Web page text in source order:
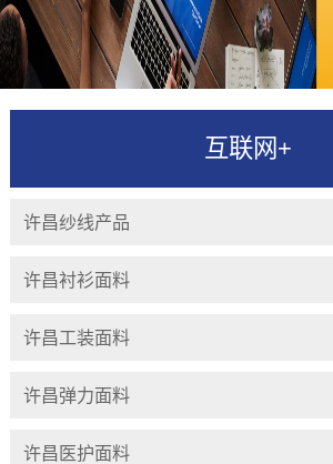
互联网+
许昌纱线产品
许昌衬衫面料
许昌工装面料
许昌弹力面料
许昌医护面料